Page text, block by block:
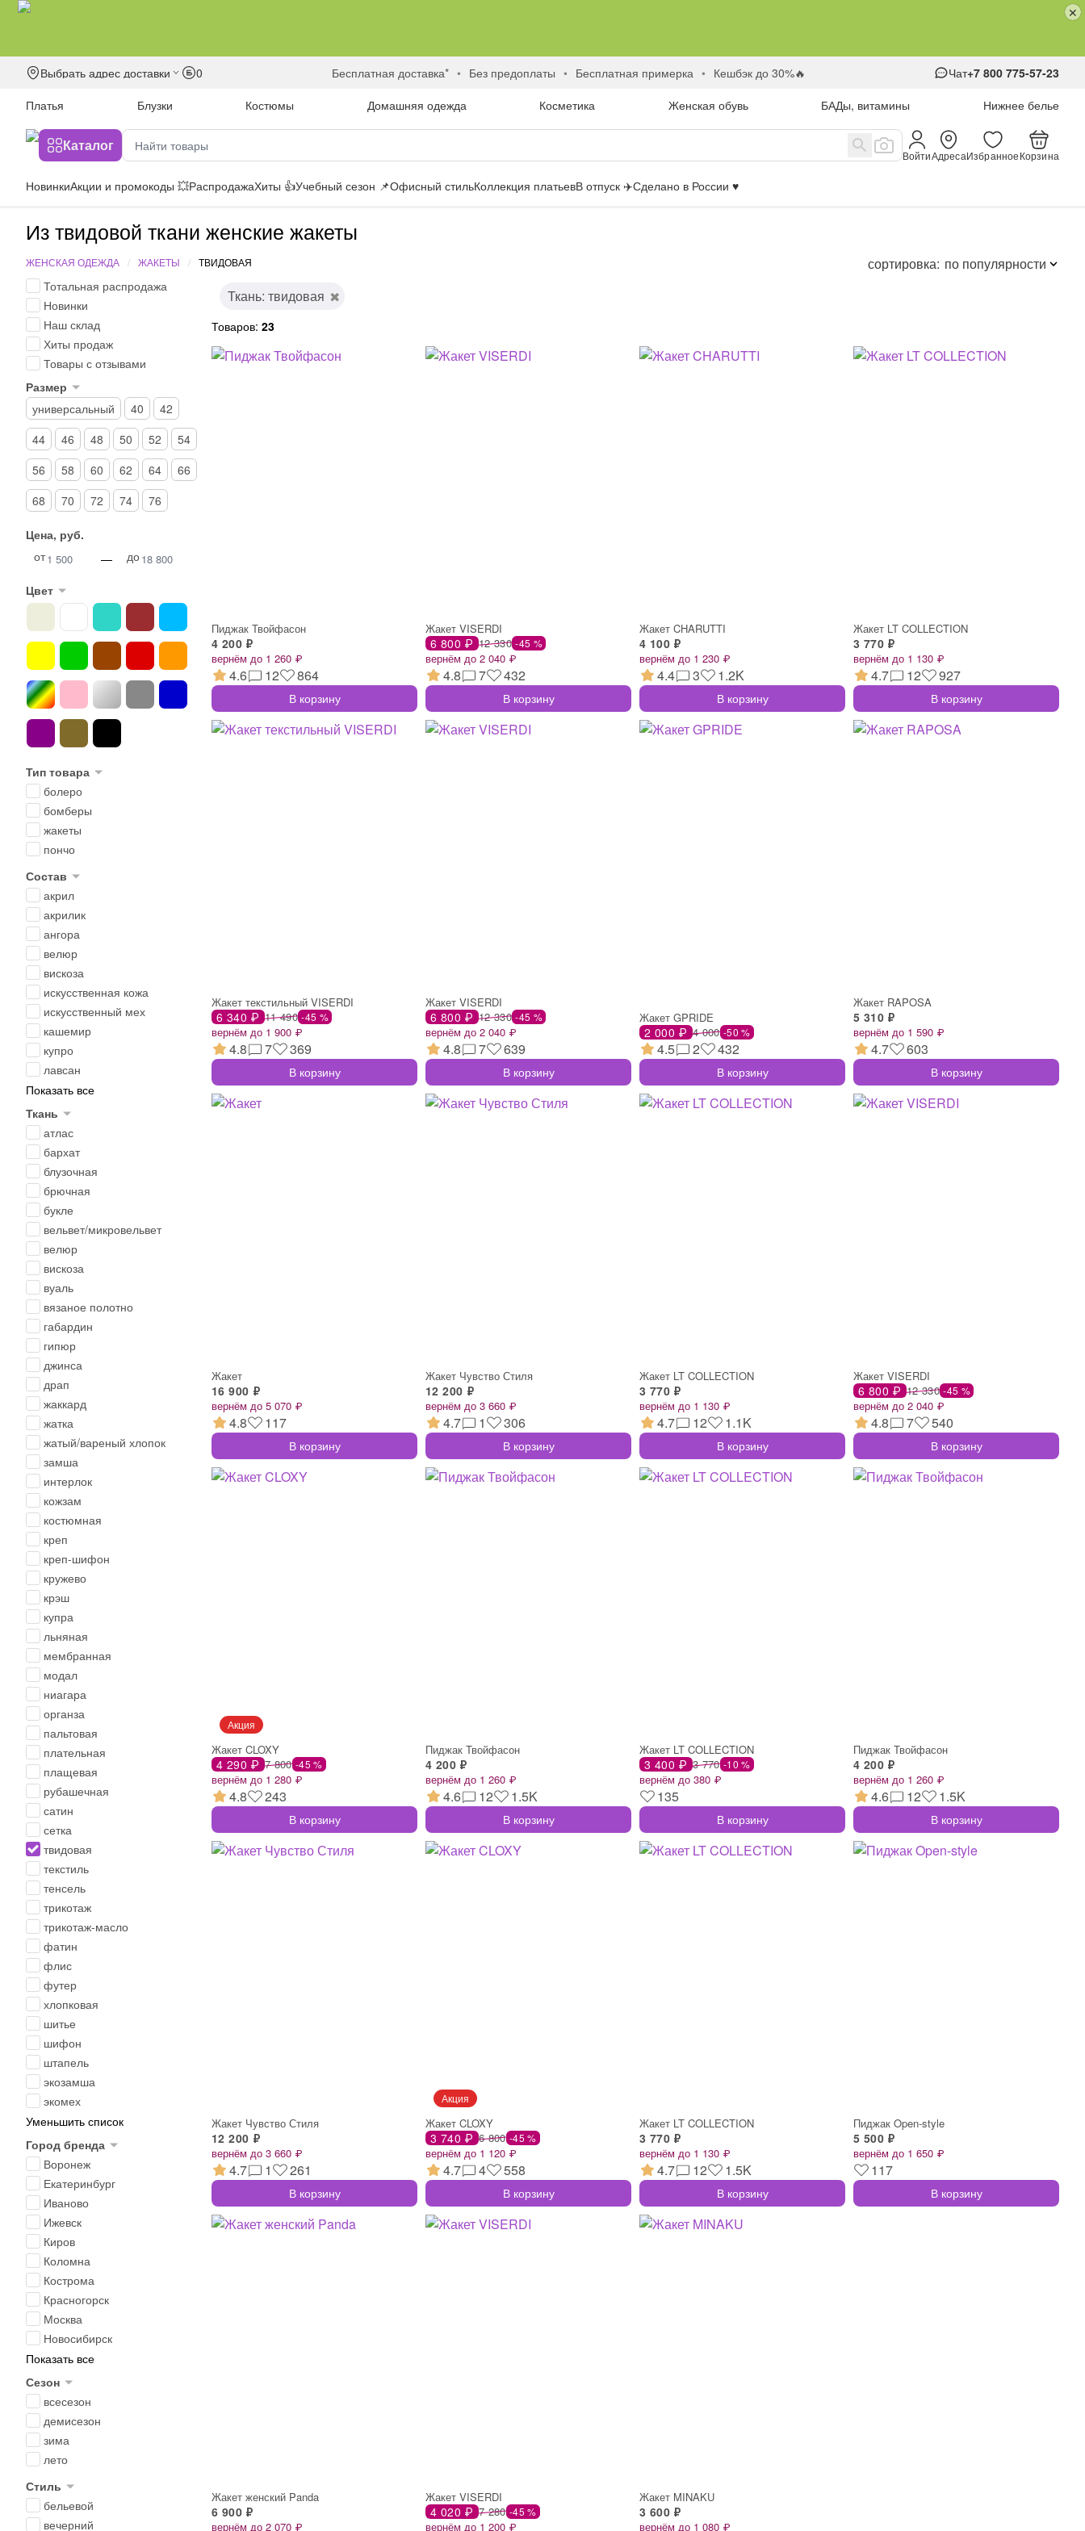
Выбрать адрес доставки 0 бесплатная доставка* без предоплаты бесплатная примерка кешбэк до 30%🔥 Чат+7 800 775-57-23
Платья
Блузки Костюмы Домашняя одежда Косметика Женская обувь БАДы, витамины Нижнее белье
Каталог
ВойтиАдресаИзбранноеКорзина
НовинкиАкции и промокоды 💥РаспродажаХиты 👍Учебный сезон 📌Офисный стильКоллекция платьевВ отпуск ✈️Сделано в России ♥️
Из твидовой ткани женские жакеты
сортировка: по популярности
ЖЕНСКАЯ ОДЕЖДА ЖАКЕТЫ ТВИДОВАЯ
Тотальная распродажа
Новинки
Наш склад
Хиты продаж
Товары с отзывами
Цена, руб.
от
— до
Размер
универсальный
40
42
44
46 48 50 52
54
56
58 60 62 64
66
68
70 72 74 76
Цвет
Тип товара
болеро
бомберы
жакеты
пончо
Состав
акрил
акрилик
ангора
велюр
вискоза
искусственная кожа
искусственный мех
кашемир
купро
лавсан
Показать все
Ткань
атлас
бархат
блузочная
брючная
букле
вельвет/микровельвет
велюр
вискоза
вуаль
вязаное полотно
габардин
гипюр
джинса
драп
жаккард
жатка
жатый/вареный хлопок
замша
интерлок
кожзам
костюмная
креп
креп-шифон
кружево
крэш
купра
льняная
мембранная
модал
ниагара
органза
пальтовая
плательная
плащевая
рубашечная
сатин
сетка
твидовая
текстиль
тенсель
трикотаж
трикотаж-масло
фатин
флис
футер
хлопковая
шитье
шифон
штапель
экозамша
экомех
Уменьшить список
Город бренда
Воронеж
Екатеринбург
Иваново
Ижевск
Киров
Коломна
Кострома
Красногорск
Москва
Новосибирск
Показать все
Сезон
всесезон
демисезон
зима
лето
Стиль
бельевой
вечерний
Ткань: твидовая
Товаров: 23
Пиджак Твойфасон
4 200 ₽
вернём до 1 260 ₽
4.6 12 864
В корзину
Жакет VISERDI
6 800 ₽ 12 330 -45 %
вернём до 2 040 ₽
4.8 7 432
В корзину
Жакет CHARUTTI
4 100 ₽
вернём до 1 230 ₽
4.4 3 1.2K
В корзину
Жакет LT COLLECTION
3 770 ₽
вернём до 1 130 ₽
4.7 12 927
В корзину
Жакет текстильный VISERDI
6 340 ₽ 11 490 -45 %
вернём до 1 900 ₽
4.8 7 369
В корзину
Жакет VISERDI
6 800 ₽ 12 330 -45 %
вернём до 2 040 ₽
4.8 7 639
В корзину
Жакет GPRIDE
2 000 ₽ 4 000 -50 %
4.5 2 432
В корзину
Жакет RAPOSA
5 310 ₽
вернём до 1 590 ₽
4.7 603
В корзину
Жакет
16 900 ₽
вернём до 5 070 ₽
4.8 117
В корзину
Жакет Чувство Стиля
12 200 ₽
вернём до 3 660 ₽
4.7 1 306
В корзину
Жакет LT COLLECTION
3 770 ₽
вернём до 1 130 ₽
4.7 12 1.1K
В корзину
Жакет VISERDI
6 800 ₽ 12 330 -45 %
вернём до 2 040 ₽
4.8 7 540
В корзину
Жакет CLOXY
4 290 ₽ 7 800 -45 %
вернём до 1 280 ₽
4.8 243
В корзину
Пиджак Твойфасон
4 200 ₽
вернём до 1 260 ₽
4.6 12 1.5K
В корзину
Жакет LT COLLECTION
3 400 ₽ 3 770 -10 %
вернём до 380 ₽
135
В корзину
Пиджак Твойфасон
4 200 ₽
вернём до 1 260 ₽
4.6 12 1.5K
В корзину
Жакет Чувство Стиля
12 200 ₽
вернём до 3 660 ₽
4.7 1 261
В корзину
Жакет CLOXY
3 740 ₽ 6 800 -45 %
вернём до 1 120 ₽
4.7 4 558
В корзину
Жакет LT COLLECTION
3 770 ₽
вернём до 1 130 ₽
4.7 12 1.5K
В корзину
Пиджак Open-style
5 500 ₽
вернём до 1 650 ₽
117
В корзину
Жакет женский Panda
6 900 ₽
вернём до 2 070 ₽
Жакет VISERDI
4 020 ₽ 7 280 -45 %
вернём до 1 200 ₽
Жакет MINAKU
3 600 ₽
вернём до 1 080 ₽